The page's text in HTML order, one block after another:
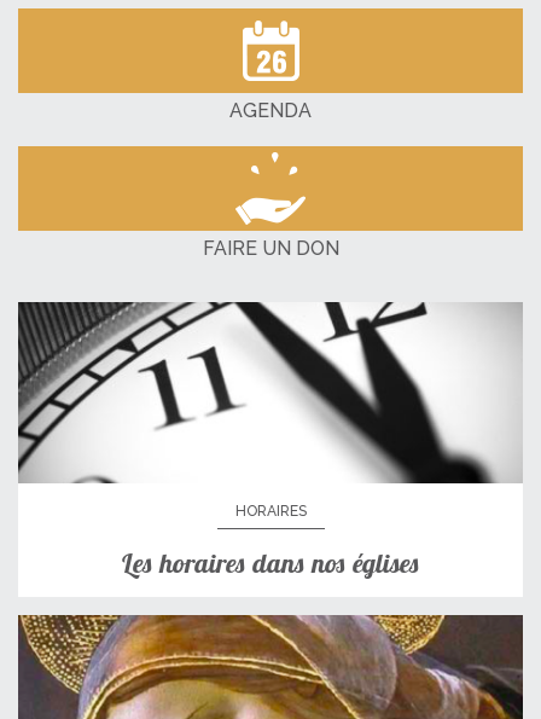
AGENDA
FAIRE UN DON
HORAIRES
Les horaires dans nos églises